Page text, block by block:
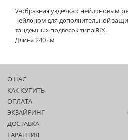
V-образная уздечка с нейлоновым
нейлоном для дополнительной
тандемных подвесок типа BIX.
Длина 240 см
О НАС
КАК КУПИТЬ
ОПЛАТА
ЭКВАЙРИНГ
ДОСТАВКА
ГАРАНТИЯ